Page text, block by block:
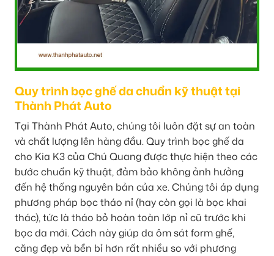
Quy trình bọc ghế da chuẩn kỹ thuật tại
Thành Phát Auto
Tại Thành Phát Auto, chúng tôi luôn đặt sự an toàn
và chất lượng lên hàng đầu. Quy trình bọc ghế da
cho Kia K3 của Chú Quang được thực hiện theo các
bước chuẩn kỹ thuật, đảm bảo không ảnh hưởng
đến hệ thống nguyên bản của xe. Chúng tôi áp dụng
phương pháp bọc tháo nỉ (hay còn gọi là bọc khai
thác), tức là tháo bỏ hoàn toàn lớp nỉ cũ trước khi
bọc da mới. Cách này giúp da ôm sát form ghế,
căng đẹp và bền bỉ hơn rất nhiều so với phương